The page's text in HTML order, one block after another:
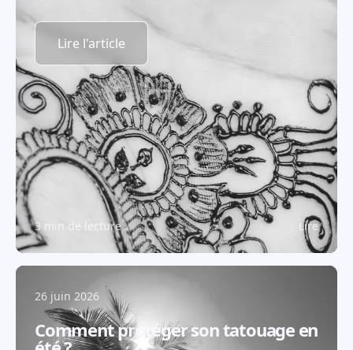
Lire l'article
3 min de lecture Lire
26 juin 2026
Comment protéger son tatouage en